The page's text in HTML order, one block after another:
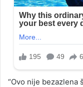
“Ovo nije bezazlena